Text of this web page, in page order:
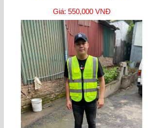
Giá: 550,000 VNĐ